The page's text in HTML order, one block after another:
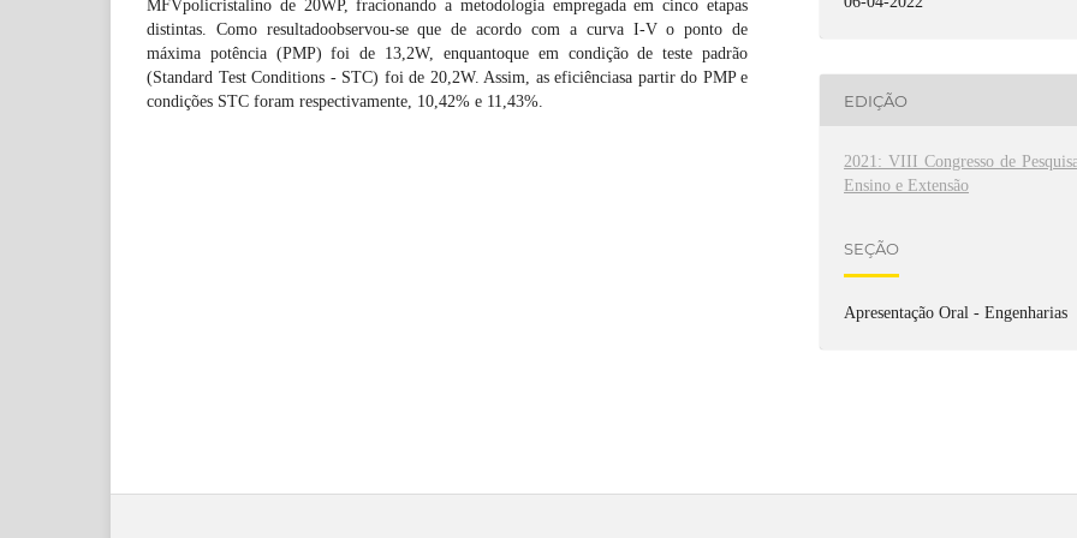
MFVpolicristalino de 20WP, fracionando a metodologia empregada em cinco etapas
distintas. Como resultadoobservou-se que de acordo com a curva I-V o ponto de
máxima potência (PMP) foi de 13,2W, enquantoque em condição de teste padrão
(Standard Test Conditions - STC) foi de 20,2W. Assim, as eficiênciasa partir do PMP e
condições STC foram respectivamente, 10,42% e 11,43%.
EDIÇÃO
2021: VIII Congresso de
Ensino e Extensão
SEÇÃO
Apresentação Oral - Engenharias